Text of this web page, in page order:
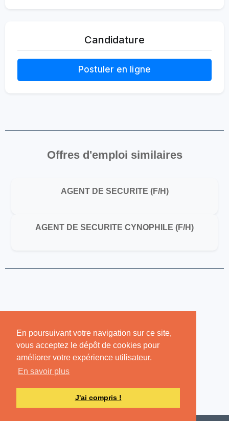
En poursuivant votre navigation sur ce site,
vous acceptez le dépôt de cookies pour
améliorer votre expérience utilisateur.
En savoir plus
J'ai compris !
Candidature
Postuler en ligne
Offres d'emploi similaires
AGENT DE SECURITE (F/H)
AGENT DE SECURITE CYNOPHILE (F/H)